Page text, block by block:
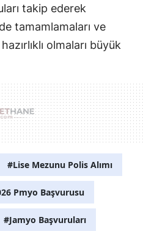
takip ederek
tamamlamaları ve
olmaları büyük
#Lise Mezunu Polis Alımı
Pmyo Başvurusu
#Jamyo Başvuruları